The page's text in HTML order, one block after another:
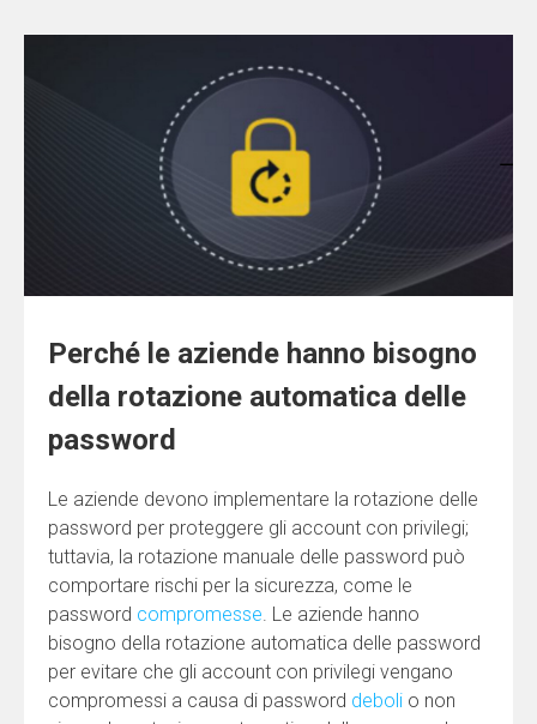
Perché le aziende hanno bisogno
della rotazione automatica delle
password
Le aziende devono implementare la rotazione delle
password per proteggere gli account con privilegi;
tuttavia, la rotazione manuale delle password può
comportare rischi per la sicurezza, come le
password compromesse. Le aziende hanno
bisogno della rotazione automatica delle password
per evitare che gli account con privilegi vengano
compromessi a causa di password deboli o non